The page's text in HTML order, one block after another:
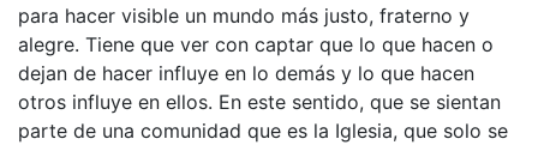
para hacer visible un mundo más justo, fraterno y
alegre. Tiene que ver con captar que lo que hacen o
dejan de hacer influye en lo demás y lo que hacen
otros influye en ellos. En este sentido, que se sientan
parte de una comunidad que es la Iglesia, que solo se